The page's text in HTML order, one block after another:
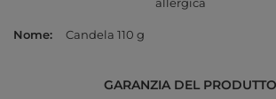
Nome Candela 110 g
GARANZIA DEL